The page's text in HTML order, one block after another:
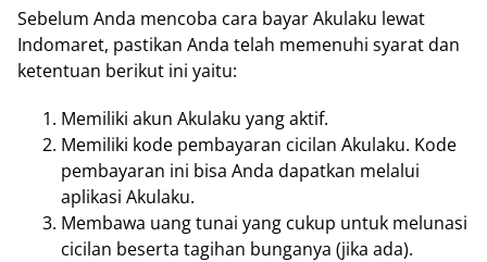
Sebelum Anda mencoba cara bayar Akulaku lewat
Indomaret, pastikan Anda telah memenuhi syarat dan
ketentuan berikut ini yaitu:
Memiliki akun Akulaku yang aktif.
Memiliki kode pembayaran cicilan Akulaku. Kode
pembayaran ini bisa Anda dapatkan melalui
aplikasi Akulaku.
Membawa uang tunai yang cukup untuk melunasi
cicilan beserta tagihan bunganya (jika ada).